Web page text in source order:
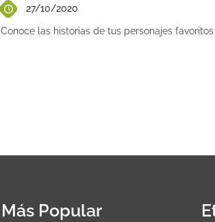
27/10/2020
Conoce las historias de tus personajes
Más Popular